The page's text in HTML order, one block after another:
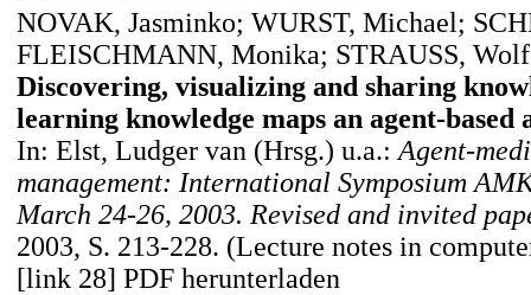
NOVAK, Jasminko; WURST, Michael;
FLEISCHMANN, Monika; STRAUSS,
Discovering, visualizing and sharing
learning knowledge maps an agent-based
In: Elst, Ludger van (Hrsg.) u.a.: Agent-
management: International Symposium
March 24-26, 2003. Revised and invited
2003, S. 213-228. (Lecture notes in
[link 28] PDF herunterladen